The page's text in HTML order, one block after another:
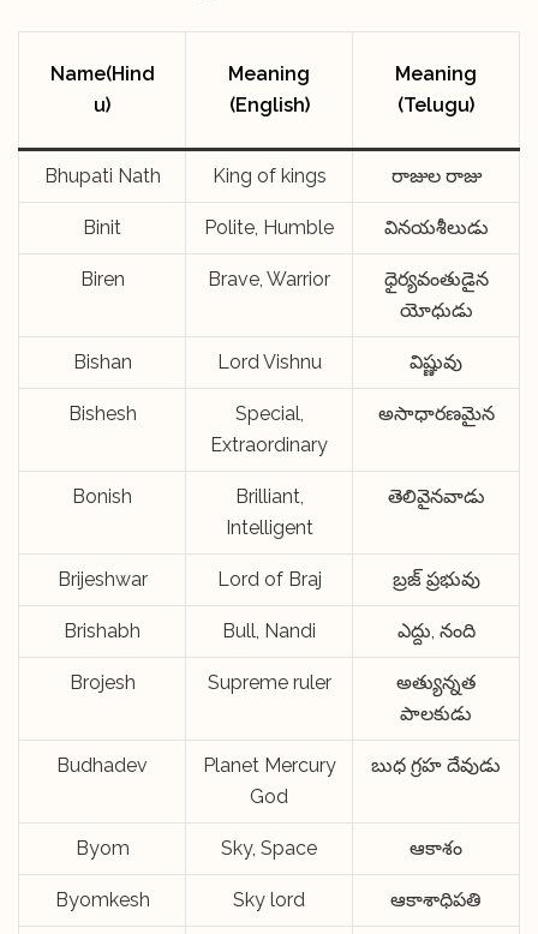
Name(Hind
u)
Meaning
(English)
Meaning
(Telugu)
Bhupati Nath King of kings రాజుల రాజు
Binit Polite, Humble వినయశీలుడు
Biren Brave, Warrior
ధైర్యవంతుడైన
యోధుడు
Bishan Lord Vishnu విష్ణువు
Bishesh
Special,
Extraordinary
అసాధారణమైన
Bonish
Brilliant,
Intelligent
తెలివైనవాడు
Brijeshwar Lord of Braj బ్రజ్ ప్రభువు
Brishabh Bull, Nandi ఎద్దు, నంది
Brojesh Supreme ruler
అత్యున్నత
పాలకుడు
Budhadev
Planet Mercury
God
బుధ గ్రహ దేవుడు
Byom Sky, Space ఆకాశం
Byomkesh Sky lord ఆకాశాధిపతి